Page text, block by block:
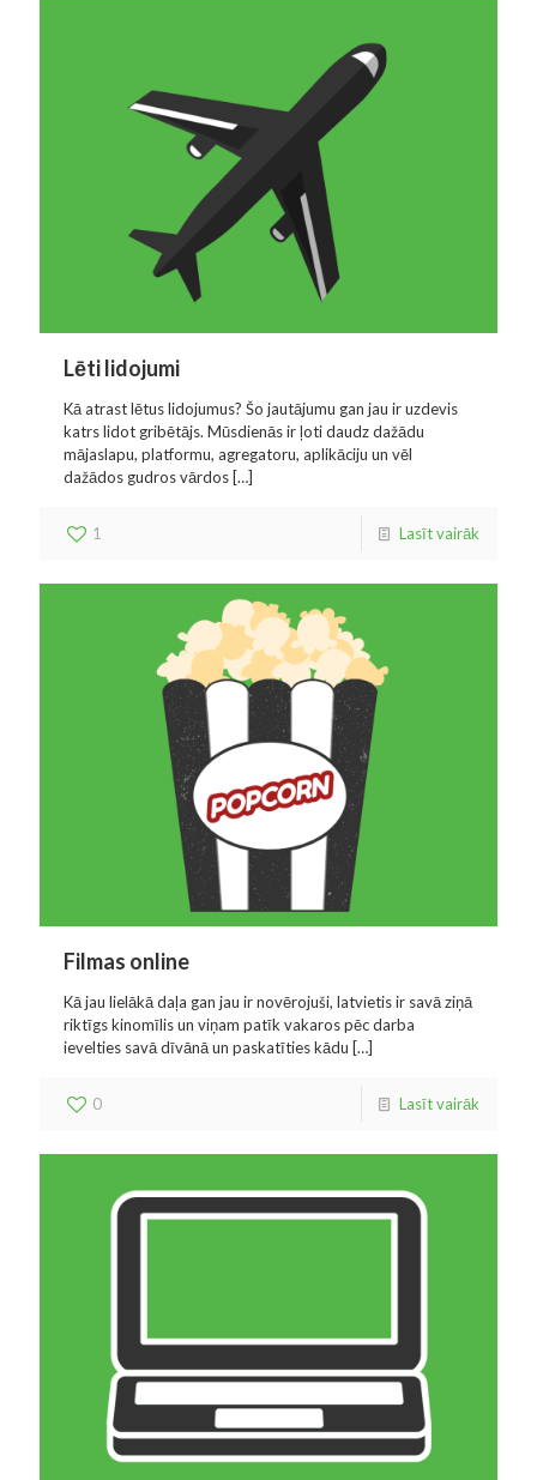
Lēti lidojumi
Kā atrast lētus lidojumus? Šo jautājumu gan jau ir uzdevis
katrs lidot gribētājs. Mūsdienās ir ļoti daudz dažādu
mājaslapu, platformu, agregatoru, aplikāciju un vēl
dažādos gudros vārdos[…]
1 Lasīt vairāk
Filmas online
Kā jau lielākā daļa gan jau ir novērojuši, latvietis ir savā ziņā
riktīgs kinomīlis un viņam patīk vakaros pēc darba
ievelties savā dīvānā un paskatīties kādu […]
0 Lasīt vairāk